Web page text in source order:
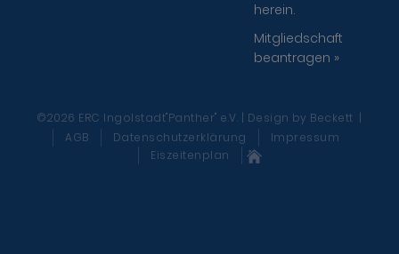
herein.
Mitgliedschaft
beantragen »
©2026 ERC Ingolstadt"Panther" e.V. | Design by Beckett |
AGB
Datenschutzerklärung
Impressum
Eiszeitenplan